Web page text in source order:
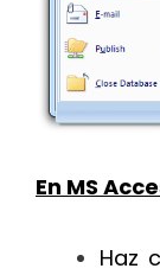
En MS
Haz